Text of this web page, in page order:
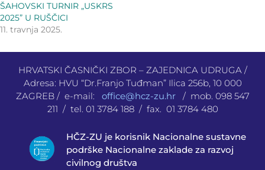
ŠAHOVSKI TURNIR „USKRS
2025” U RUŠČICI
11. travnja 2025.
HRVATSKI ČASNIČKI ZBOR – ZAJEDNICA UDRUGA /
Adresa: HVU “Dr.Franjo Tuđman” Ilica 256b, 10 000
ZAGREB / e-mail: office@hcz-zu.hr
/ mob. 098 547
211 / tel. 01 3784 188 / fax. 01 3784 480
HČZ-ZU je korisnik Nacionalne sustavne
podrške Nacionalne zaklade za razvoj
civilnog društva